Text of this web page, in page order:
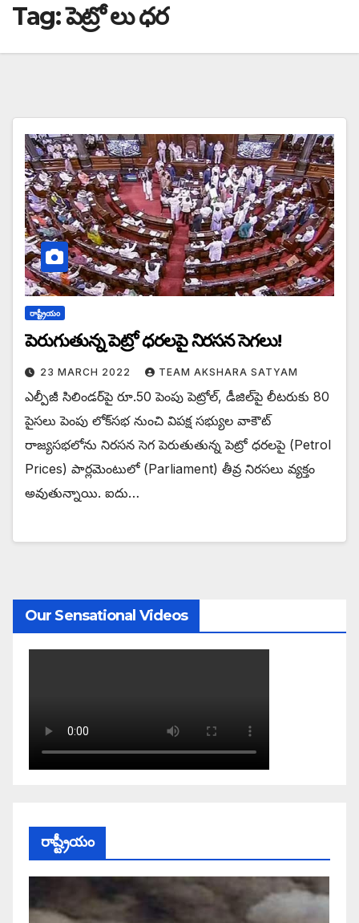
Tag:పెట్రో లు ధర
రాష్ట్రీయం
పెరుగుతున్న పెట్రో ధరలపై నిరసన సెగలు!
23 MARCH 2022 TEAM AKSHARA SATYAM
ఎల్పీజీ సిలిండర్‌పై రూ.50 పెంపు పెట్రోల్‌, డీజిల్‌పై లీటరుకు 80
పైసలు పెంపు లోక్‌సభ నుంచి విపక్ష సభ్యుల వాకౌట్‌
రాజ్యసభలోను నిరసన సెగ పెరుతుతున్న పెట్రో ధరలపై (Petrol
Prices) పార్లమెంటులో (Parliament) తీవ్ర నిరసలు వ్యక్తం
అవుతున్నాయి. ఐదు…
Our Sensational Videos
రాష్ట్రీయం